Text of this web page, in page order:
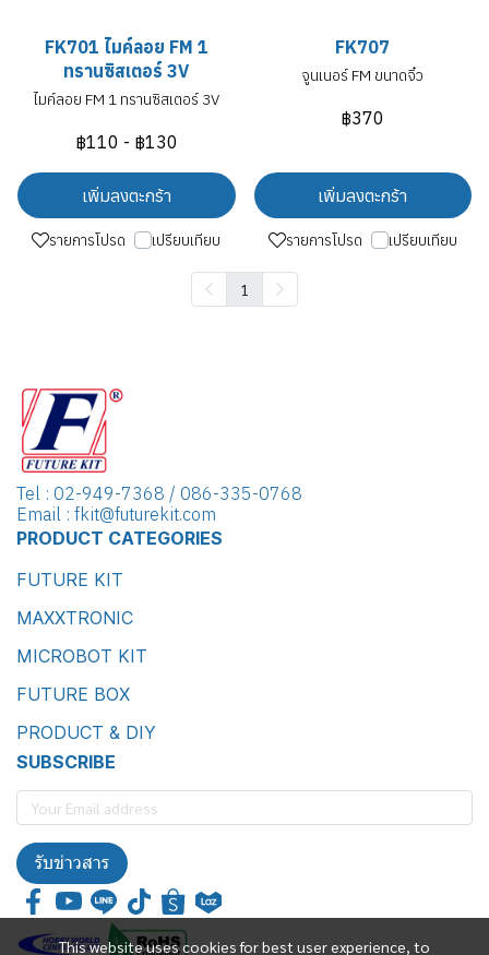
FK701 ไมค์ลอย FM 1
ทรานซิสเตอร์ 3V
ไมค์ลอย FM 1 ทรานซิสเตอร์ 3V
฿110 - ฿130
เพิ่มลงตะกร้า
รายการโปรด เปรียบเทียบ
FK707
จูนเนอร์ FM ขนาดจิ๋ว
฿370
เพิ่มลงตะกร้า
รายการโปรด เปรียบเทียบ
1
This website uses cookies for best user experience, to
Tel : 02-949-7368 / 086-335-0768
Email : fkit@futurekit.com
PRODUCT CATEGORIES
FUTURE KIT
MAXXTRONIC
MICROBOT KIT
FUTURE BOX
PRODUCT & DIY
SUBSCRIBE
รับข่าวสาร